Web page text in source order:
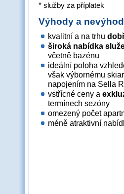
* služby za příplatek
Výhody a
kvalitní a na trhu
široká nabídka
včetně bazénu
ideální poloha
však výbornému
napojením na Sella
vstřícné ceny a
termínech sezóny
omezený počet
méně atraktivní